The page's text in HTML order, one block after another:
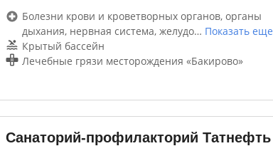
Болезни крови и кроветворных органов, органы
дыхания, нервная система, желудо… Показать еще
Крытый бассейн
Лечебные грязи месторождения «Бакирово»
Санаторий-профилакторий Татнефть